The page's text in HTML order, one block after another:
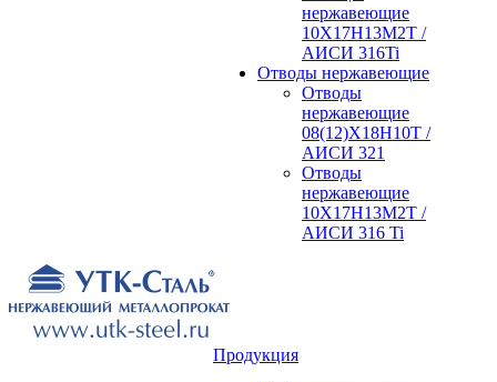
нержавеющие
10Х17Н13М2Т /
АИСИ 316Ti
Отводы нержавеющие
Отводы
нержавеющие
08(12)Х18Н10Т /
АИСИ 321
Отводы
нержавеющие
10Х17Н13М2Т /
АИСИ 316 Ti
Продукция